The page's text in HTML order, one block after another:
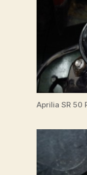
Aprilia SR 50